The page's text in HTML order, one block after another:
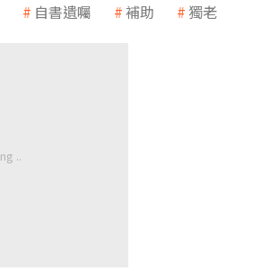
自書遺囑 補助 獨老